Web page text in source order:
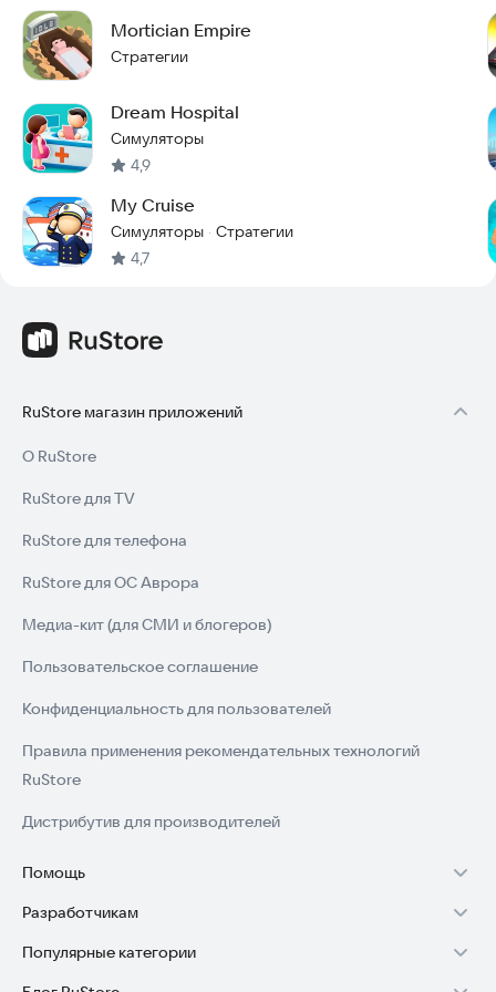
Mortician Empire
Стратегии
Dream Hospital
Симуляторы
4,9
My Cruise
Симуляторы · Стратегии
4,7
RuStore магазин приложений
О RuStore
RuStore для TV
RuStore для телефона
RuStore для ОС Аврора
Медиа-кит (для СМИ и блогеров)
Пользовательское соглашение
Конфиденциальность для пользователей
Правила применения рекомендательных технологий
RuStore
Дистрибутив для производителей
Помощь
Установка RuStore на TV
Установка RuStore на телефон
Разработчикам
Зарабатывать с RuStore
Популярные категории